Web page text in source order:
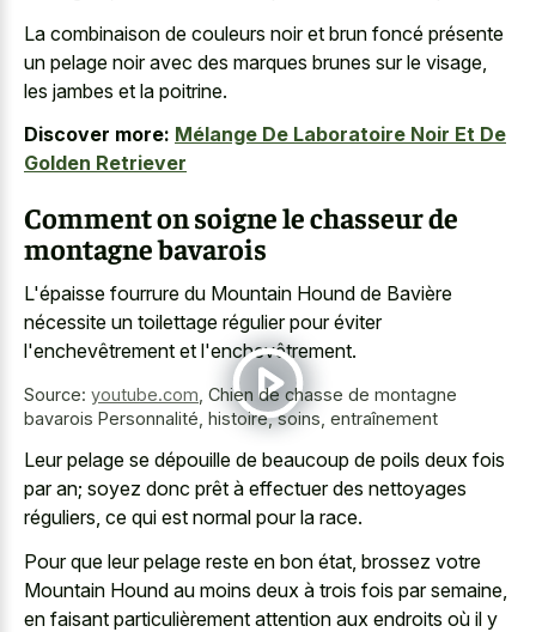
La combinaison de couleurs noir et brun foncé présente
un pelage noir avec des marques brunes sur le visage,
les jambes et la poitrine.
Discover more: Mélange De Laboratoire Noir Et De
Golden Retriever
Comment on soigne le chasseur de
montagne bavarois
L'épaisse fourrure du Mountain Hound de Bavière
nécessite un toilettage régulier pour éviter
l'enchevêtrement et l'enchevêtrement.
Source: youtube.com Chien de chasse de montagne
bavarois Personnalité, histoire, soins, entraînement
Leur pelage se dépouille de beaucoup de poils deux fois
par an; soyez donc prêt à effectuer des nettoyages
réguliers, ce qui est normal pour la race.
Pour que leur pelage reste en bon état, brossez votre
Mountain Hound au moins deux à trois fois par semaine,
en faisant particulièrement attention aux endroits où il y